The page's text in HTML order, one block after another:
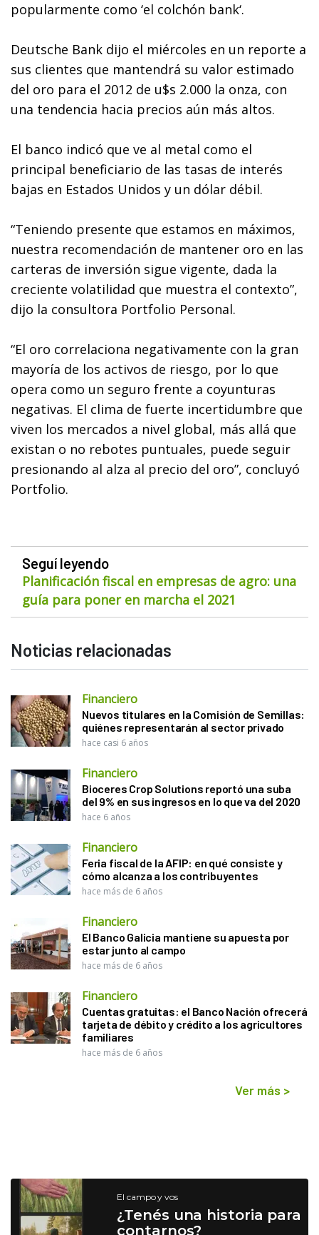
popularmente como ‘el colchón bank‘.
Deutsche Bank dijo el miércoles en un reporte a
sus clientes que mantendrá su valor estimado
del oro para el 2012 de u$s 2.000 la onza, con
una tendencia hacia precios aún más altos.
El banco indicó que ve al metal como el
principal beneficiario de las tasas de interés
bajas en Estados Unidos y un dólar débil.
“Teniendo presente que estamos en máximos,
nuestra recomendación de mantener oro en las
carteras de inversión sigue vigente, dada la
creciente volatilidad que muestra el contexto”,
dijo la consultora Portfolio Personal.
“El oro correlaciona negativamente con la gran
mayoría de los activos de riesgo, por lo que
opera como un seguro frente a coyunturas
negativas. El clima de fuerte incertidumbre que
viven los mercados a nivel global, más allá que
existan o no rebotes puntuales, puede seguir
presionando al alza al precio del oro”, concluyó
Portfolio.
Seguí leyendo
Planificación fiscal en empresas de agro: una
guía para poner en marcha el 2021
Noticias relacionadas
Financiero
Nuevos titulares en la Comisión de Semillas:
quiénes representarán al sector privado
hace casi 6 años
Financiero
Bioceres Crop Solutions reportó una suba
del 9% en sus ingresos en lo que va del 2020
hace 6 años
Financiero
Feria fiscal de la AFIP: en qué consiste y
cómo alcanza a los contribuyentes
hace más de 6 años
Financiero
El Banco Galicia mantiene su apuesta por
estar junto al campo
hace más de 6 años
Financiero
Cuentas gratuitas: el Banco Nación ofrecerá
tarjeta de débito y crédito a los agricultores
familiares
hace más de 6 años
Ver más >
El campo y vos
¿Tenés una historia para
contarnos?